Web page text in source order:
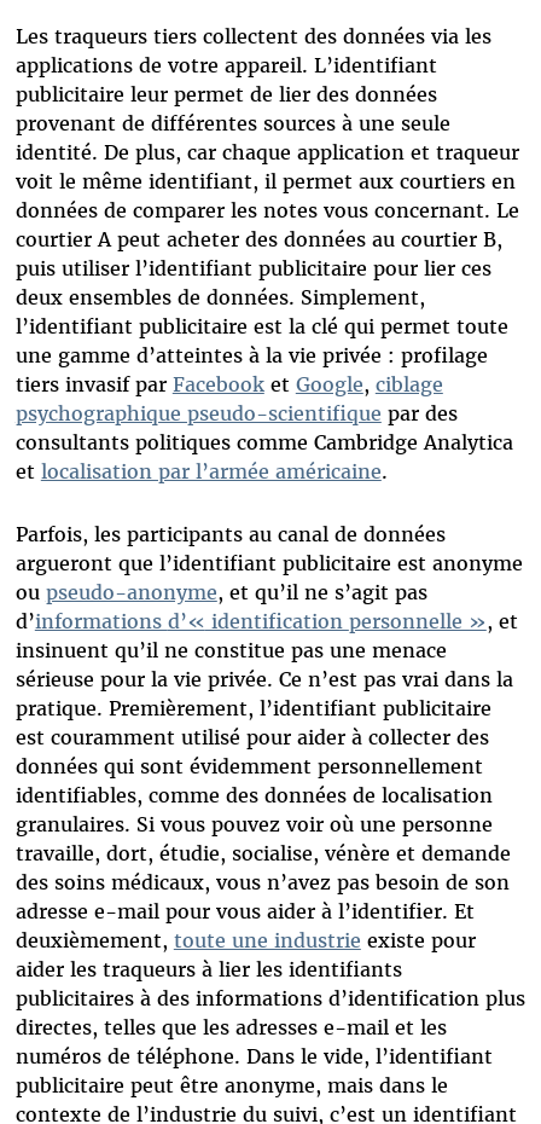
Les traqueurs tiers collectent des données via les
applications de votre appareil. L’identifiant
publicitaire leur permet de lier des données
provenant de différentes sources à une seule
identité. De plus, car chaque application et traqueur
voit le même identifiant, il permet aux courtiers en
données de comparer les notes vous concernant. Le
courtier A peut acheter des données au courtier B,
puis utiliser l’identifiant publicitaire pour lier ces
deux ensembles de données. Simplement,
l’identifiant publicitaire est la clé qui permet toute
une gamme d’atteintes à la vie privée : profilage
tiers invasif par Facebooket Google, ciblage
psychographique pseudo-scientifique par des
consultants politiques comme Cambridge Analytica
et localisation par l’armée américaine.
Parfois, les participants au canal de données
argueront que l’identifiant publicitaire est anonyme
ou pseudo-anonyme, et qu’il ne s’agit pas
d’informations d’« identification personnelle », et
insinuent qu’il ne constitue pas une menace
sérieuse pour la vie privée. Ce n’est pas vrai dans la
pratique. Premièrement, l’identifiant publicitaire
est couramment utilisé pour aider à collecter des
données qui sont évidemment personnellement
identifiables, comme des données de localisation
granulaires. Si vous pouvez voir où une personne
travaille, dort, étudie, socialise, vénère et demande
des soins médicaux, vous n’avez pas besoin de son
adresse e-mail pour vous aider à l’identifier. Et
deuxièmement, toute une industrie existe pour
aider les traqueurs à lier les identifiants
publicitaires à des informations d’identification plus
directes, telles que les adresses e-mail et les
numéros de téléphone. Dans le vide, l’identifiant
publicitaire peut être anonyme, mais dans le
contexte de l’industrie du suivi, c’est un identifiant